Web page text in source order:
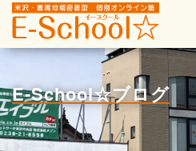
E-School☆ブログ